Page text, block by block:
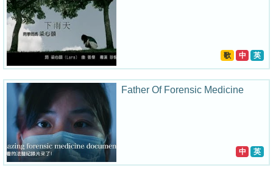
歌 中 英
Father Of Forensic Medicine
中 英